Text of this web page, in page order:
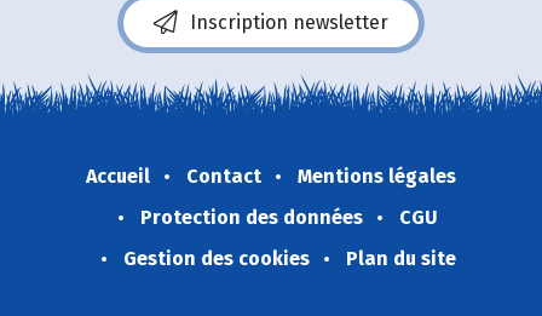
Inscription newsletter
Accueil Contact
Mentions légales
Protection des données
CGU
Gestion des cookies
Plan du site